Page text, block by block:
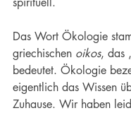
Das Wort Ökologie
griechischen oikos, das
bedeutet. Ökologie
eigentlich das Wissen
Zuhause. Wir haben